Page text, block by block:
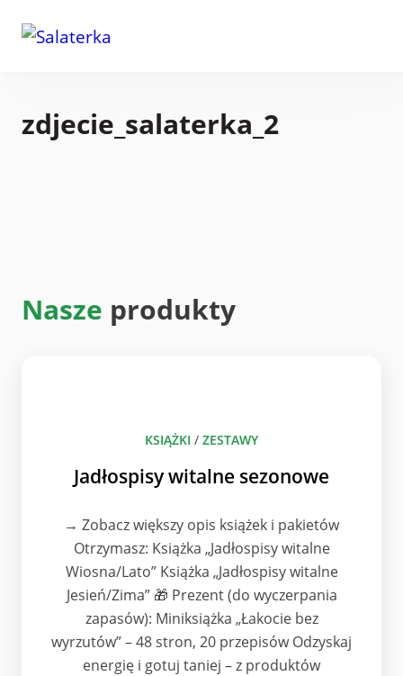
zdjecie_salaterka_2
Nasze produkty
KSIĄŻKI / ZESTAWY
Jadłospisy witalne sezonowe
→ Zobacz większy opis książek i pakietów
Otrzymasz: Książka „Jadłospisy witalne
Wiosna/Lato” Książka „Jadłospisy witalne
Jesień/Zima” 🎁 Prezent (do wyczerpania
zapasów): Miniksiążka „Łakocie bez
wyrzutów” – 48 stron, 20 przepisów Odzyskaj
energię i gotuj taniej – z produktów